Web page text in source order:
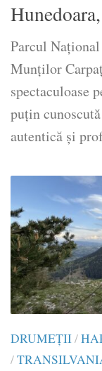
Parcul
Munților
spectaculoase
puțin
autentică și
DRUMEŢII/
/